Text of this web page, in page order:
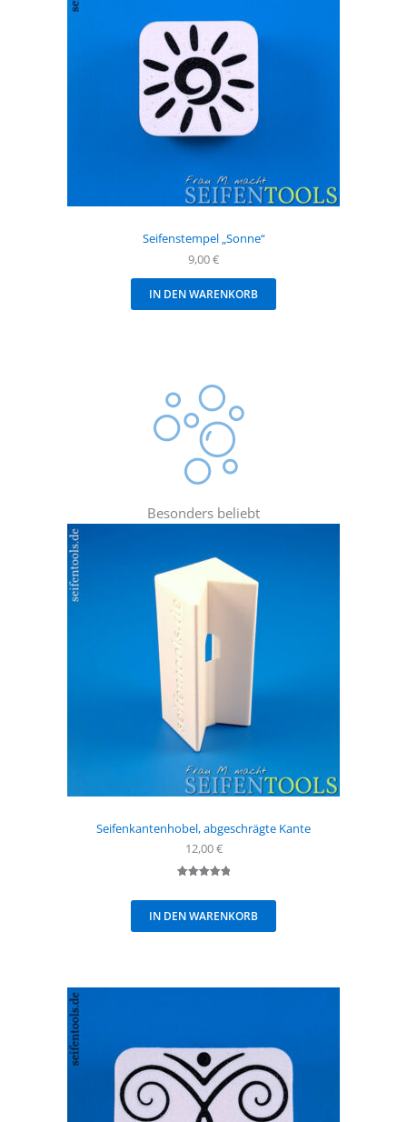
Seifenstempel „Sonne“
9,00€
IN DEN WARENKORB
Besonders beliebt
Seifenkantenhobel, abgeschrägte Kante
12,00€
mit5.00
von 5,
basierend
IN DEN WARENKORB